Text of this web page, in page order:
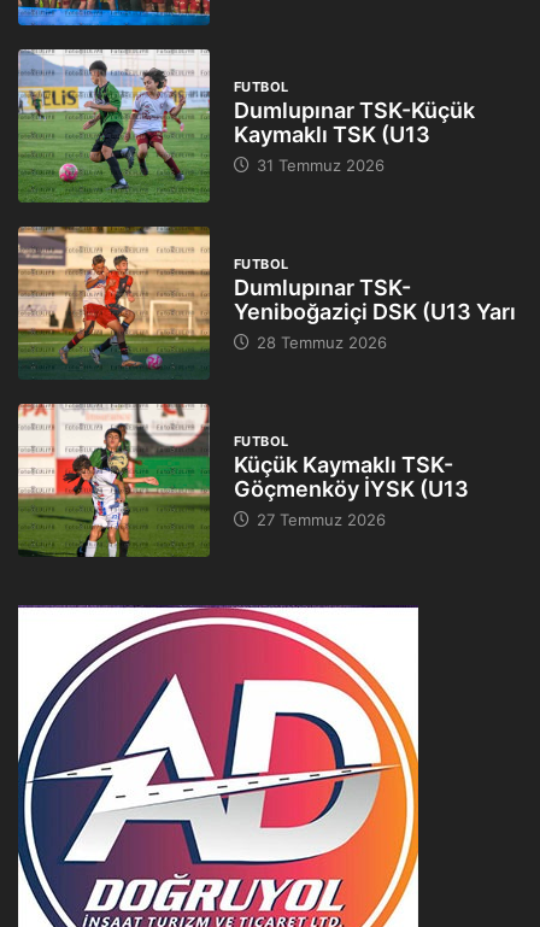
FUTBOL
Dumlupınar TSK-Küçük
Kaymaklı TSK (U13
31 Temmuz 2026
FUTBOL
Dumlupınar TSK-
Yeniboğaziçi DSK (U13 Yarı
28 Temmuz 2026
FUTBOL
Küçük Kaymaklı TSK-
Göçmenköy İYSK (U13
27 Temmuz 2026